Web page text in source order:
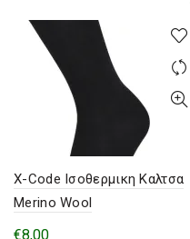
X-Code Ισοθερμικη Καλτσα
Merino Wool
€8,00